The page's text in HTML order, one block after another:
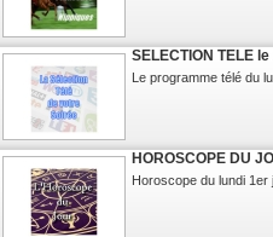
SELECTION TELE
Le programme télé du
HOROSCOPE DU
Horoscope du lundi 1er